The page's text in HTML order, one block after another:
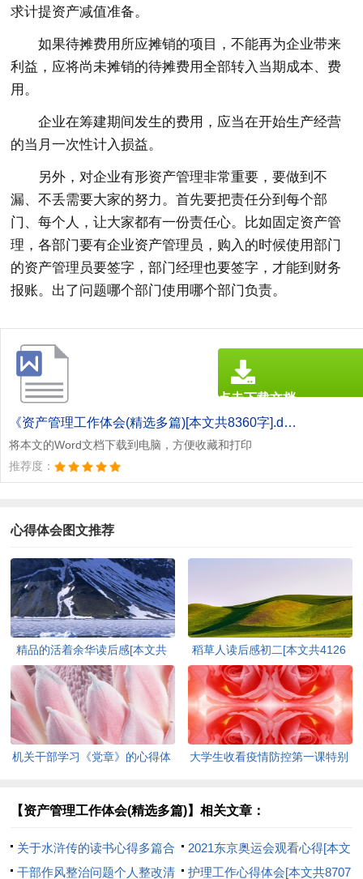
求计提资产减值准备。
如果待摊费用所应摊销的项目，不能再为企业带来
利益，应将尚未摊销的待摊费用全部转入当期成本、费
用。
企业在筹建期间发生的费用，应当在开始生产经营
的当月一次性计入损益。
另外，对企业有形资产管理非常重要，要做到不
漏、不丢需要大家的努力。首先要把责任分到每个部
门、每个人，让大家都有一份责任心。比如固定资产管
理，各部门要有企业资产管理员，购入的时候使用部门
的资产管理员要签字，部门经理也要签字，才能到财务
报账。出了问题哪个部门使用哪个部门负责。
《资产管理工作体会(精选多篇)[本文共8360字].doc》
将本文的Word文档下载到电脑，方便收藏和打印
推荐度：
点击下载文档
文档为doc格式
心得体会图文推荐
精品的活着余华读后感[本文共
5391字]
稻草人读后感初二[本文共4126
字]
机关干部学习《党章》的心得体
大学生收看疫情防控第一课特别
3269字]
【资产管理工作体会(精选多篇)】相关文章：
关于水浒传的读书心得多篇合
集[本文共3390字]
2021东京奥运会观看心得[本文
共4864字]
干部作风整治问题个人整改清 护理工作心得体会[本文共8707